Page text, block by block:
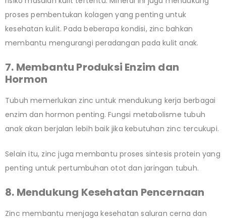
proses pembentukan kolagen yang penting untuk
kesehatan kulit. Pada beberapa kondisi, zinc bahkan
membantu mengurangi peradangan pada kulit anak.
7. Membantu Produksi Enzim dan
Hormon
Tubuh memerlukan zinc untuk mendukung kerja berbagai
enzim dan hormon penting. Fungsi metabolisme tubuh
anak akan berjalan lebih baik jika kebutuhan zinc tercukupi.
Selain itu, zinc juga membantu proses sintesis protein yang
penting untuk pertumbuhan otot dan jaringan tubuh.
8. Mendukung Kesehatan Pencernaan
Zinc membantu menjaga kesehatan saluran cerna dan